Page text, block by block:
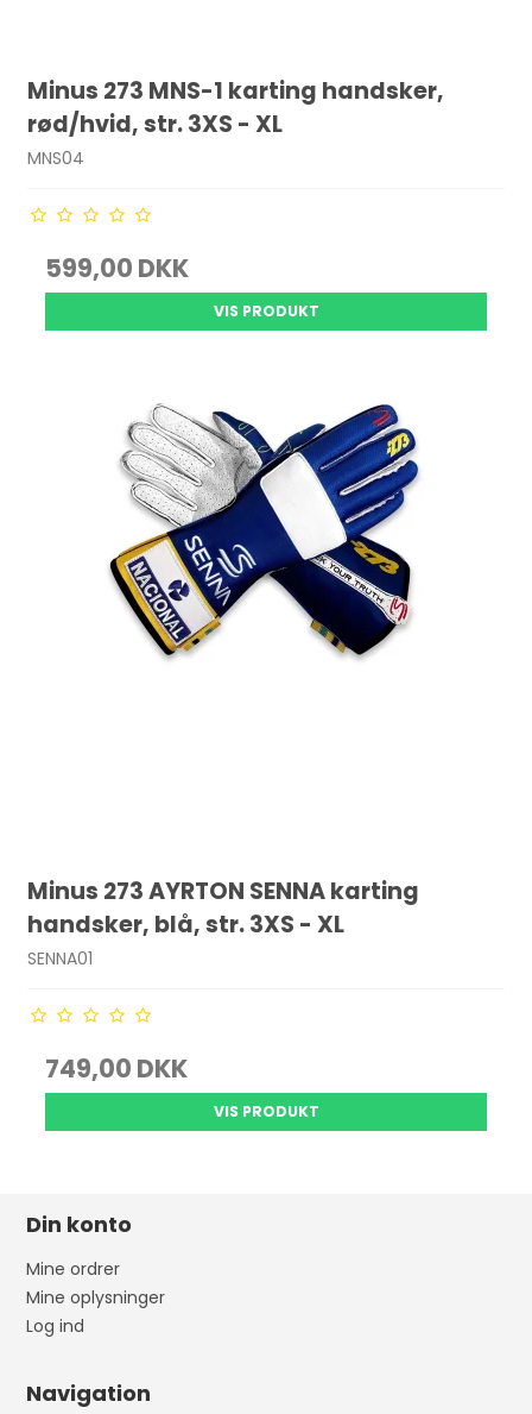
Minus 273 MNS-1 karting handsker,
rød/hvid, str. 3XS - XL
MNS04
599,00 DKK
VIS PRODUKT
Minus 273 AYRTON SENNA karting
handsker, blå, str. 3XS - XL
SENNA01
749,00 DKK
VIS PRODUKT
Din konto
Mine ordrer
Mine oplysninger
Log ind
Navigation